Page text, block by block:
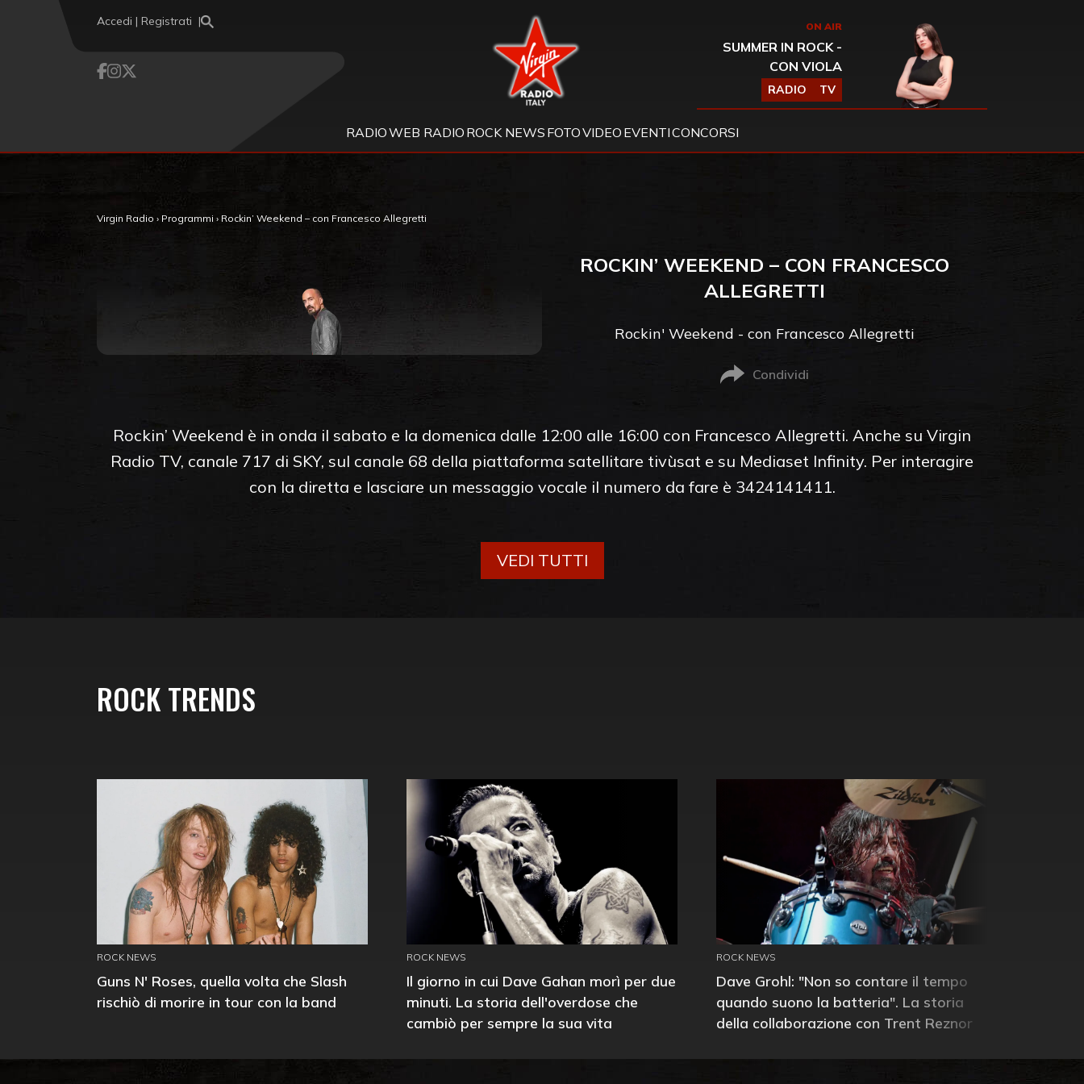
Accedi | Registrati Virgin Radio ON AIR
SUMMER IN ROCK -
CON VIOLA
RADIO TV
RADIOWEB RADIO ROCK NEWS FOTOVIDEO EVENTICONCORSI
Virgin Radio › Programmi › Rockin’ Weekend – con Francesco Allegretti
ROCKIN’ WEEKEND – CON FRANCESCO
ALLEGRETTI
Rockin' Weekend - con Francesco Allegretti
Condividi
Rockin’ Weekend è in onda il sabato e la domenica dalle 12:00 alle 16:00 con Francesco Allegretti. Anche su Virgin
Radio TV, canale 717 di SKY, sul canale 68 della piattaforma satellitare tivùsat e su Mediaset Infinity. Per interagire
con la diretta e lasciare un messaggio vocale il numero da fare è 3424141411.
VEDI TUTTI
ROCK TRENDS
ROCK NEWS
Guns N' Roses, quella volta che Slash
rischiò di morire in tour con la band
ROCK NEWS
Il giorno in cui Dave Gahan morì per due
minuti. La storia dell'overdose che
cambiò per sempre la sua vita
ROCK NEWS
Dave Grohl: "Non so contare il tempo
quando suono la batteria". La storia
della collaborazione con Trent Reznor